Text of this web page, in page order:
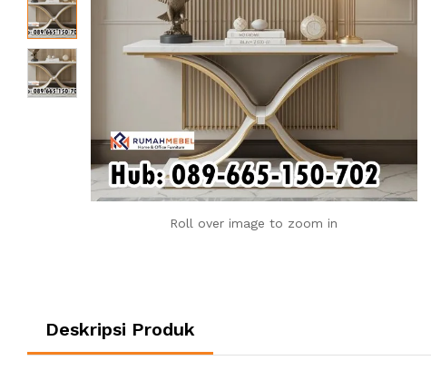
Roll over image to zoom in
Deskripsi Produk